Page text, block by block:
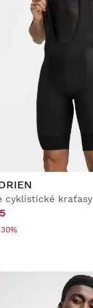
cyklistické kraťasy